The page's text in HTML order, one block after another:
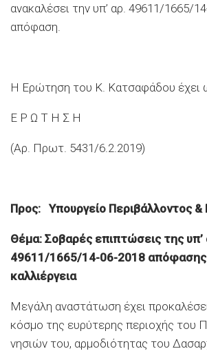
ανακαλέσει την υπ’ αρ. 49611/1665/
απόφαση.
Η Ερώτηση του Κ. Κατσαφάδου έχει
Ε Ρ Ω Τ Η Σ Η
(Αρ. Πρωτ. 5431/6.2.2019)
Προς: Υπουργείο Περιβάλλοντος &
Θέμα: Σοβαρές επιπτώσεις της υπ’
49611/1665/14-06-2018 απόφασης
καλλιέργεια
Μεγάλη αναστάτωση έχει
κόσμο της ευρύτερης περιοχής του
νησιών του, αρμοδιότητας του